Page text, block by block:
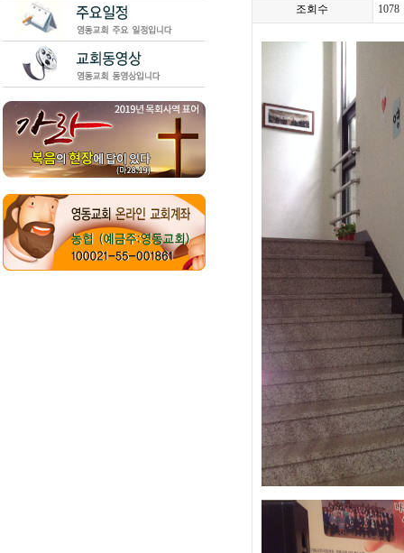
조회수 1078